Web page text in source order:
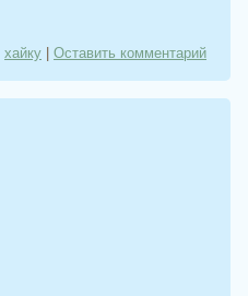
хайку Оставить комментарий